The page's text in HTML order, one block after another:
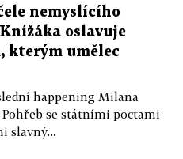
nemyslícího
oslavuje
kterým umělec
happening Milana
se státními poctami
slavný...